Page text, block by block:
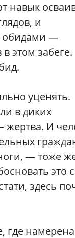
навык
и
обидами —
этом забеге.
уценять.
в диких
жертва. И
— тоже
это
здесь
где намерена